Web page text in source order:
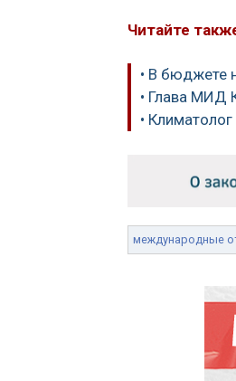
Читайте
• В бюджете
• Глава МИД
•
международные